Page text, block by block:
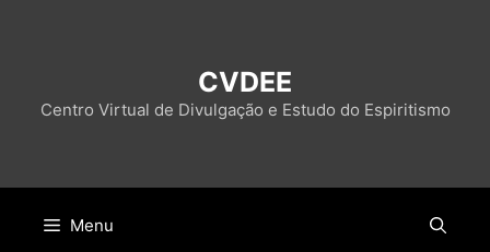
CVDEE
Centro Virtual de Divulgação e Estudo do Espiritismo
Menu